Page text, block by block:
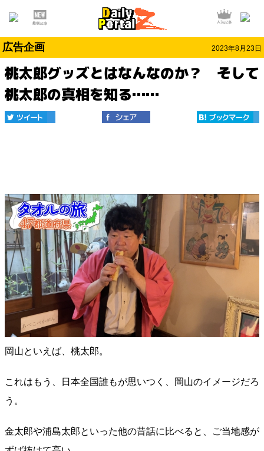
広告企画 2023年8月23日
桃太郎グッズとはなんなのか？ そして
桃太郎の真相を知る……
岡山といえば、桃太郎。
これはもう、日本全国誰もが思いつく、岡山のイメージだろ
う。
金太郎や浦島太郎といった他の昔話に比べると、ご当地感が